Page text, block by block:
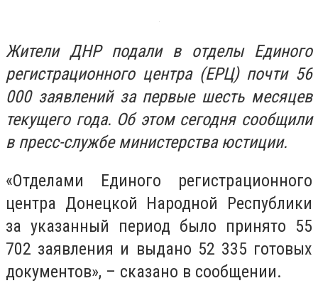
Жители ДНР подали в отделы Единого
регистрационного центра (ЕРЦ) почти 56
000 заявлений за первые шесть месяцев
текущего года. Об этом сегодня сообщили
в пресс-службе министерства юстиции.
«Отделами Единого регистрационного
центра Донецкой Народной Республики
за указанный период было принято 55
702 заявления и выдано 52 335 готовых
документов», – сказано в сообщении.